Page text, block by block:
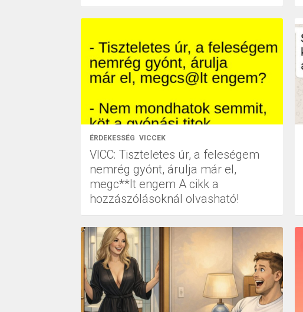
ÉRDEKESSÉG VICCEK
VICC: Tiszteletes úr, a feleségem
nemrég gyónt, árulja már el,
megc**lt engem A cikk a
hozzászólásoknál olvasható!